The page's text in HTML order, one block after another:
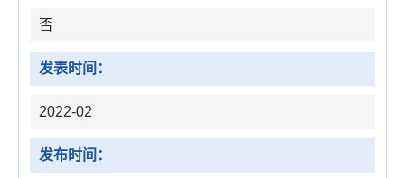
否
发表时间：
2022-02
发布时间：